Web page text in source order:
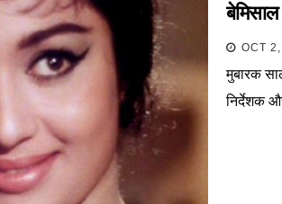
OCT
मुबारक
निर्देशक